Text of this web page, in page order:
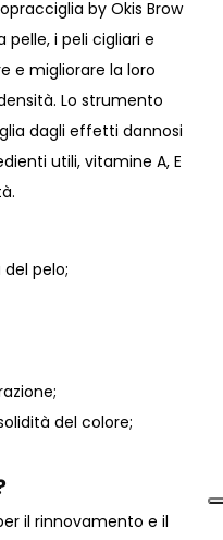
by Okis Brow
i peli cigliari e
e migliorare la loro
Lo strumento
dagli effetti dannosi
utili, vitamine A, E
pelo;
del colore;
il rinnovamento e il